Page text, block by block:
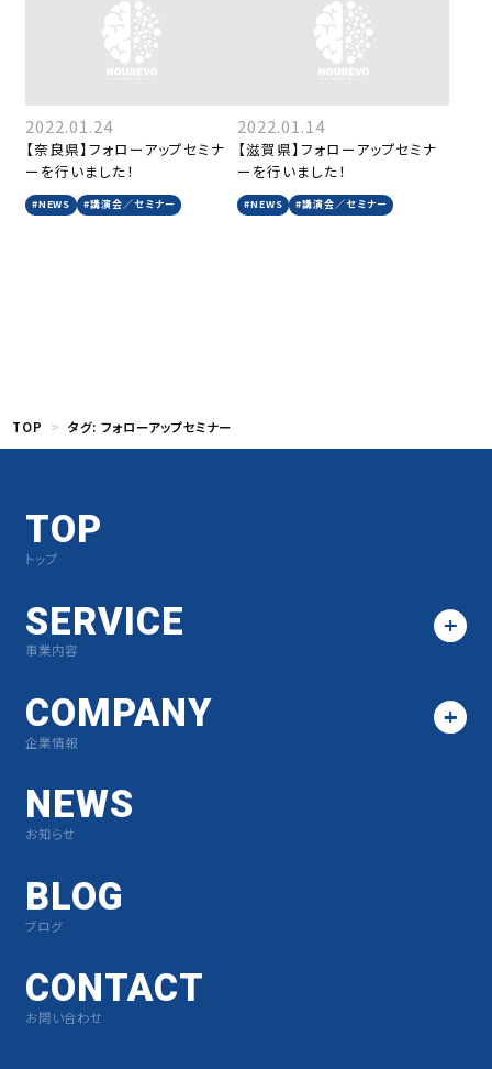
2022.01.24
【奈良県】フォローアップセミナ
ーを行いました！
#NEWS #講演会／セミナー
2022.01.14
【滋賀県】フォローアップセミナ
ーを行いました！
#NEWS #講演会／セミナー
TOP タグ:フォローアップセミナー
TOP
トップ
SERVICE
事業内容
COMPANY
企業情報
NEWS
お知らせ
BLOG
ブログ
CONTACT
お問い合わせ